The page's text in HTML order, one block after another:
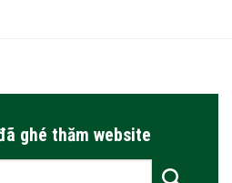
ghé thăm website